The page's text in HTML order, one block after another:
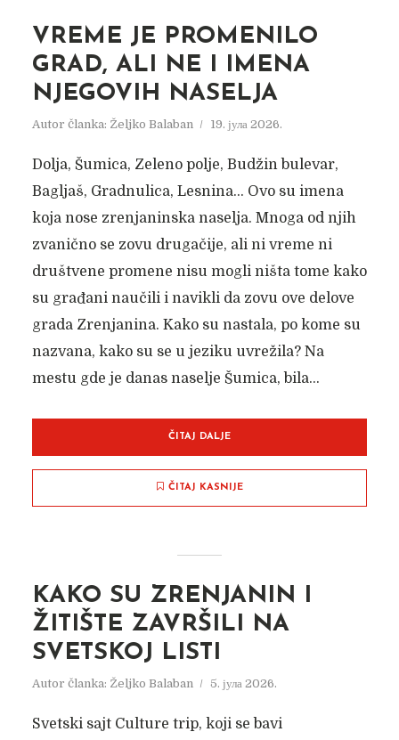
MENE PRATI TAMBURAŠ I
VREME JE PROMENILO
GRAD, ALI NE I IMENA
NJEGOVIH NASELJA
Autor članka: Željko Balaban 19. јула 2026.
Dolja, Šumica, Zeleno polje, Budžin bulevar,
Bagljaš, Gradnulica, Lesnina… Ovo su imena
koja nose zrenjaninska naselja. Mnoga od njih
zvanično se zovu drugačije, ali ni vreme ni
društvene promene nisu mogli ništa tome kako
su građani naučili i navikli da zovu ove delove
grada Zrenjanina. Kako su nastala, po kome su
nazvana, kako su se u jeziku uvrežila? Na
mestu gde je danas naselje Šumica, bila...
ČITAJ DALJE
ČITAJ KASNIJE
KAKO SU ZRENJANIN I
ŽITIŠTE ZAVRŠILI NA
SVETSKOJ LISTI
Autor članka: Željko Balaban 5. јула 2026.
Svetski sajt Culture trip, koji se bavi